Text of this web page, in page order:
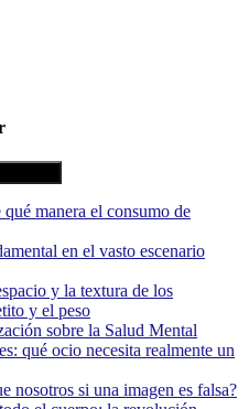
manera el consumo de
en el vasto escenario
y la textura de los
y el peso
sobre la Salud Mental
qué ocio necesita realmente un
nosotros si una imagen es falsa?